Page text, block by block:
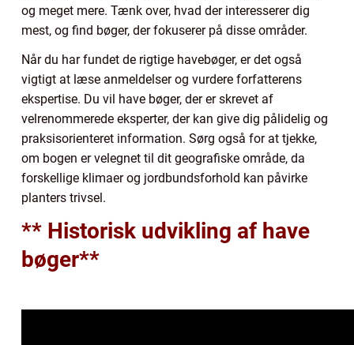
og meget mere. Tænk over, hvad der interesserer dig
mest, og find bøger, der fokuserer på disse områder.
Når du har fundet de rigtige havebøger, er det også
vigtigt at læse anmeldelser og vurdere forfatterens
ekspertise. Du vil have bøger, der er skrevet af
velrenommerede eksperter, der kan give dig pålidelig og
praksisorienteret information. Sørg også for at tjekke,
om bogen er velegnet til dit geografiske område, da
forskellige klimaer og jordbundsforhold kan påvirke
planters trivsel.
** Historisk udvikling af have
bøger**